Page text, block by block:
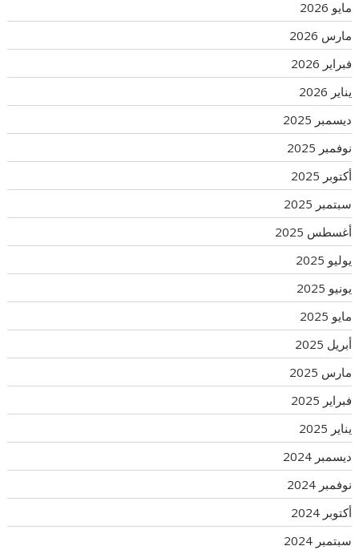
مايو 2026
مارس 2026
فبراير 2026
يناير 2026
ديسمبر 2025
نوفمبر 2025
أكتوبر 2025
سبتمبر 2025
أغسطس 2025
يوليو 2025
يونيو 2025
مايو 2025
أبريل 2025
مارس 2025
فبراير 2025
يناير 2025
ديسمبر 2024
نوفمبر 2024
أكتوبر 2024
سبتمبر 2024